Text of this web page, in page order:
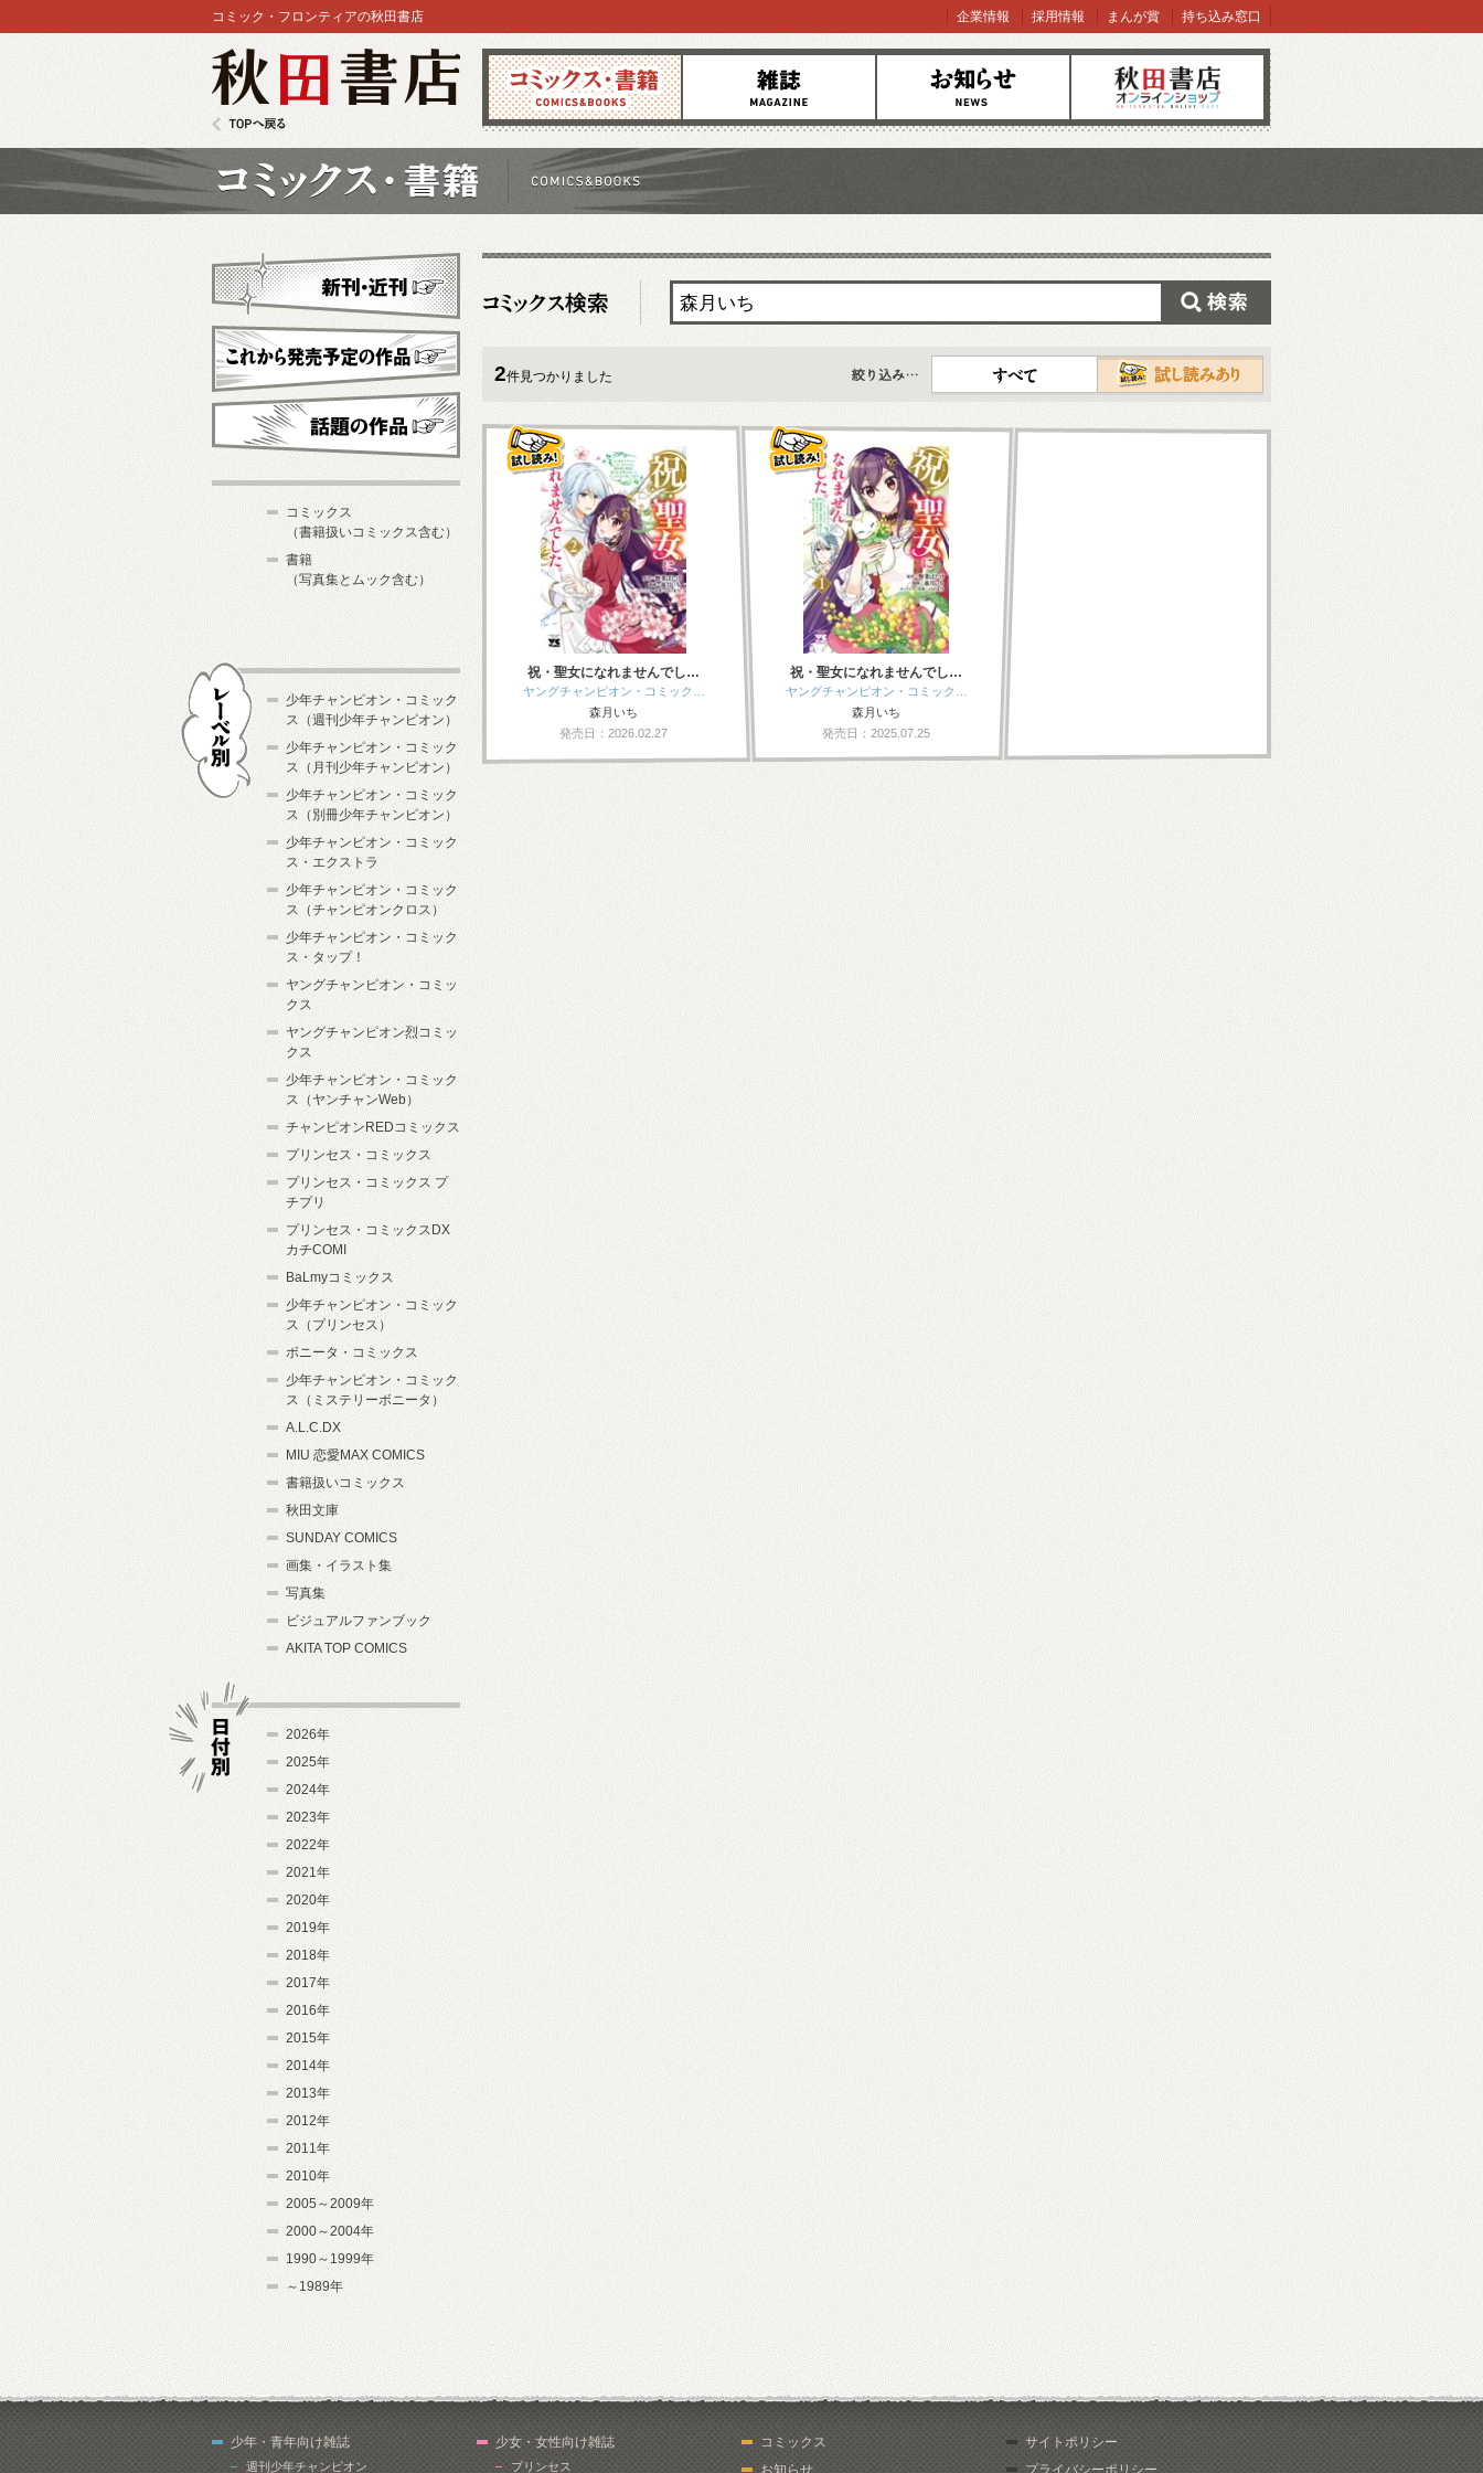
コミックス 雑誌 お知らせ オンラインショップ
コミック・フロンティアの秋田書店 企業情報 採用情報 まんが賞 持ち込み窓口
2件見つかりました
すべて
祝・聖女になれませんでし…
ヤングチャンピオン・コミック…
森月いち
発売日：2026.02.27
祝・聖女になれませんでし…
ヤングチャンピオン・コミック…
森月いち
発売日：2025.07.25
新刊・近刊
これから発売予定
コミックス
（書籍扱いコミックス含む）
書籍
（写真集とムック含む）
少年チャンピオン・コミック
ス（週刊少年チャンピオン）
少年チャンピオン・コミック
ス（月刊少年チャンピオン）
少年チャンピオン・コミック
ス（別冊少年チャンピオン）
少年チャンピオン・コミック
ス・エクストラ
少年チャンピオン・コミック
ス（チャンピオンクロス）
少年チャンピオン・コミック
ス・タップ！
ヤングチャンピオン・コミッ
クス
ヤングチャンピオン烈コミッ
クス
少年チャンピオン・コミック
ス（ヤンチャンWeb）
チャンピオンREDコミックス
プリンセス・コミックス
プリンセス・コミックス プ
チプリ
プリンセス・コミックスDX
カチCOMI
BaLmyコミックス
少年チャンピオン・コミック
ス（プリンセス）
ボニータ・コミックス
少年チャンピオン・コミック
ス（ミステリーボニータ）
A.L.C.DX
MIU 恋愛MAX COMICS
書籍扱いコミックス
秋田文庫
SUNDAY COMICS
画集・イラスト集
写真集
ビジュアルファンブック
AKITA TOP COMICS
2026年
2025年
2024年
2023年
2022年
2021年
2020年
2019年
2018年
2017年
2016年
2015年
2014年
2013年
2012年
2011年
2010年
2005～2009年
2000～2004年
1990～1999年
～1989年
少年・青年向け雑誌
週刊少年チャンピオン
少女・女性向け雑誌
プリンセス
コミックス
お知らせ
サイトポリシー
プライバシーポリシー